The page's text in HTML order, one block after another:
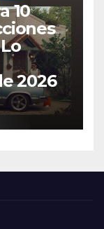
10
2026